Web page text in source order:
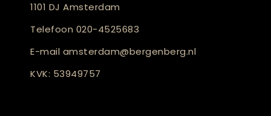
1101 DJ Amsterdam
Telefoon 020-4525683
E-mail amsterdam@bergenberg.nl
KVK: 53949757